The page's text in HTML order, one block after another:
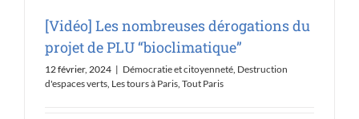
[Vidéo] Les nombreuses dérogations du
projet de PLU “bioclimatique”
12 février, 2024 | Démocratie et citoyenneté, Destruction
d'espaces verts, Les tours à Paris, Tout Paris